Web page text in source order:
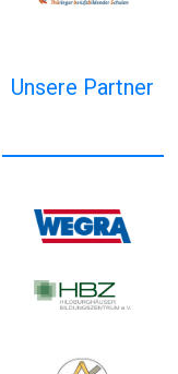
Unsere Partner